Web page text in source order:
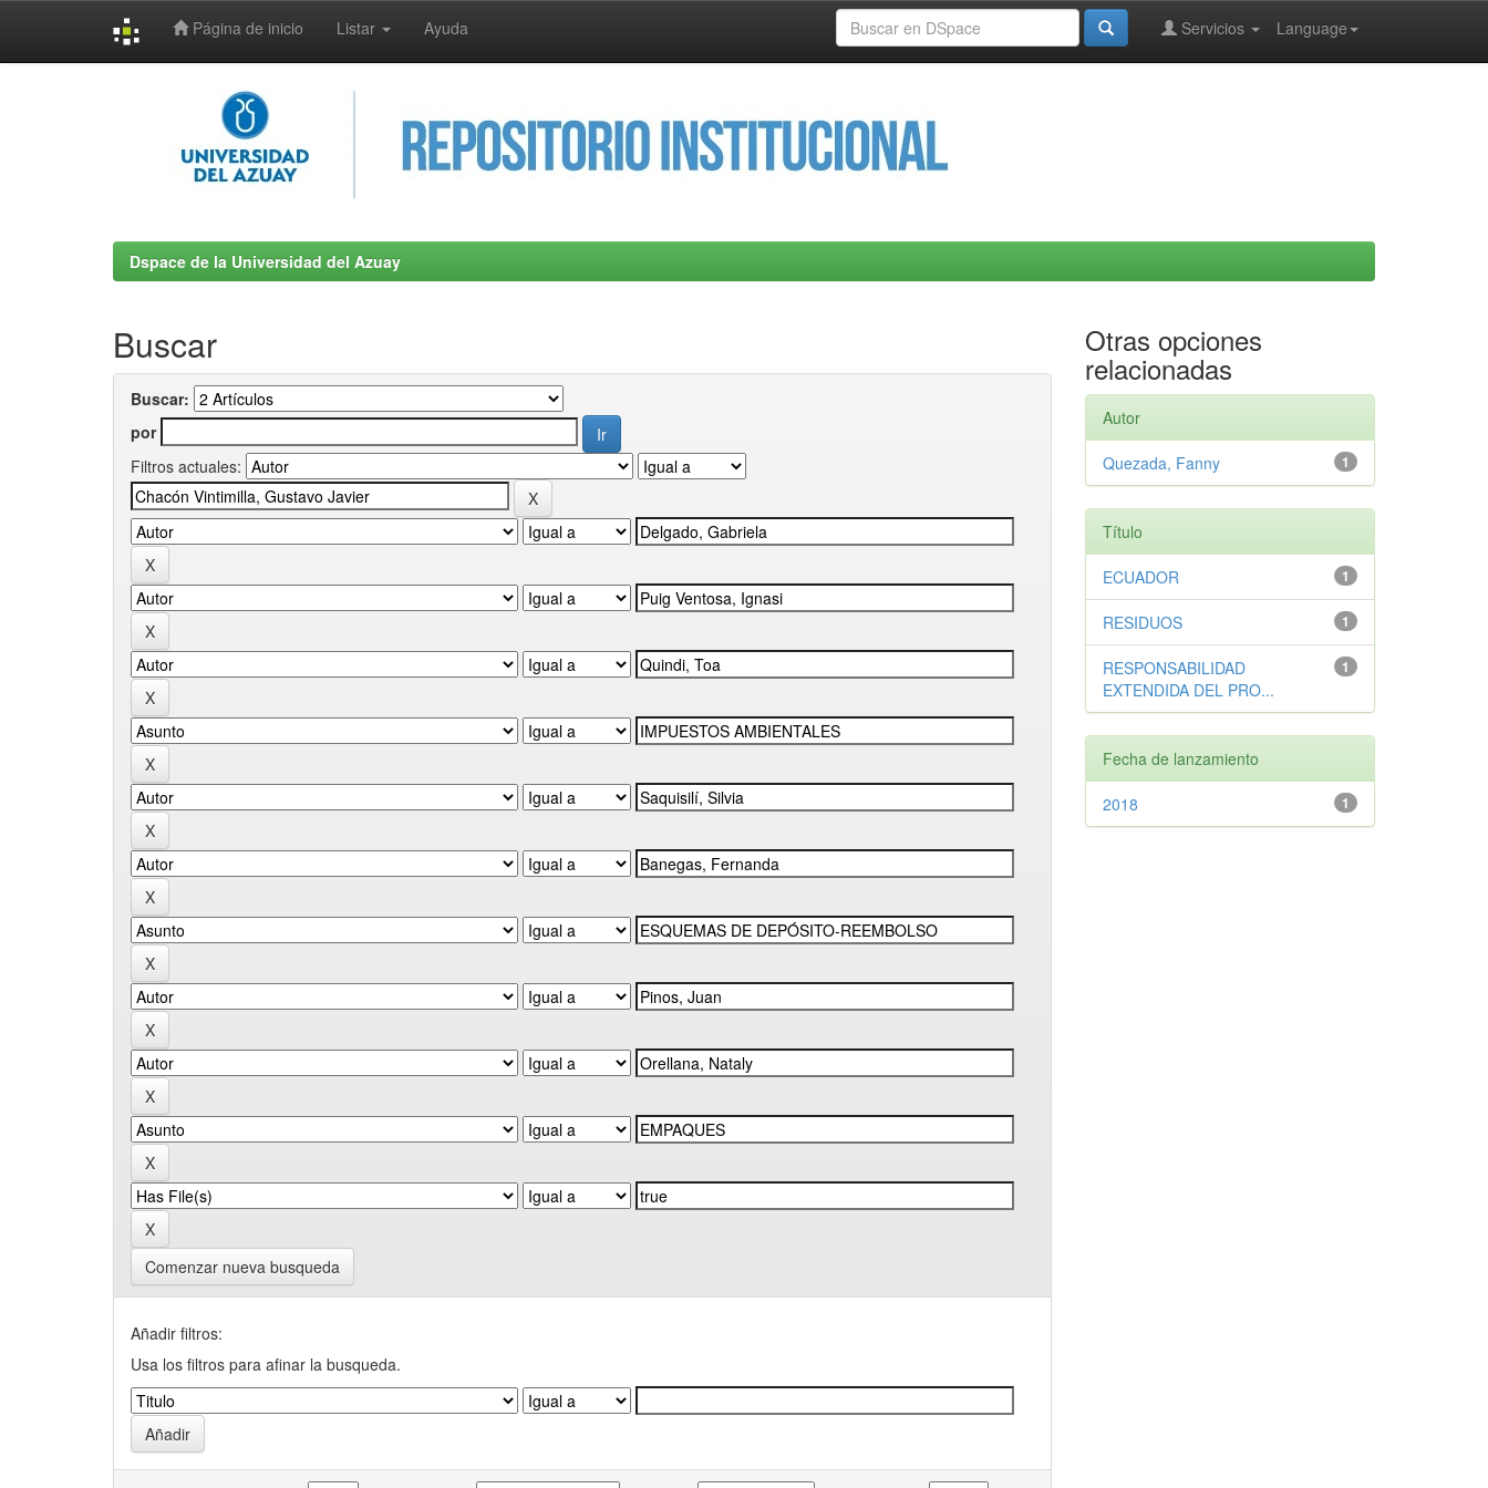
Página de inicio Listar Ayuda Language
Servicios
Dspace de la Universidad del Azuay
Buscar
Buscar:
por
Filtros actuales:
Comenzar nueva busqueda
Añadir filtros:
Usa los filtros para afinar la busqueda.
Otras opciones
relacionadas
Autor
1
Quezada, Fanny
Título
1
ECUADOR
1
RESIDUOS
1
RESPONSABILIDAD
EXTENDIDA DEL PRO...
Fecha de lanzamiento
1
2018